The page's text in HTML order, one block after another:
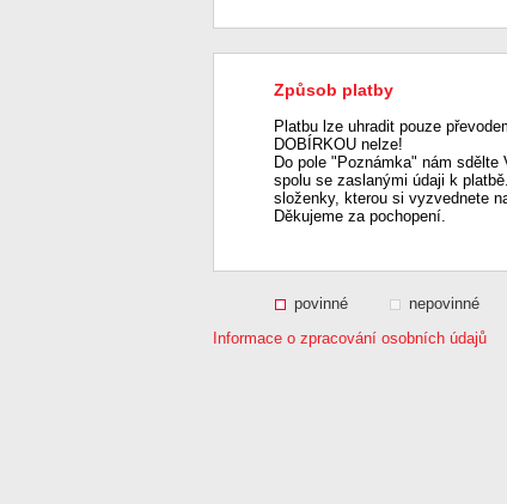
Způsob platby
Platbu lze uhradit pouze
DOBÍRKOU nelze!
Do pole "Poznámka" nám
spolu se zaslanými údaji k
složenky, kterou si vyzvednete
Děkujeme za pochopení.
povinné
nepovinné
Informace o zpracování osobních údajů